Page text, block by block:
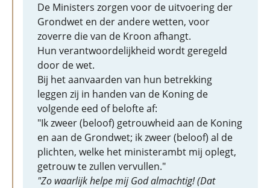
De Ministers zorgen voor de uitvoering der
Grondwet en der andere wetten, voor
zoverre die van de Kroon afhangt.
Hun verantwoordelijkheid wordt geregeld
door de wet.
Bij het aanvaarden van hun betrekking
leggen zij in handen van de Koning de
volgende eed of belofte af:
"Ik zweer (beloof) getrouwheid aan de Koning
en aan de Grondwet; ik zweer (beloof) al de
plichten, welke het ministerambt mij oplegt,
getrouw te zullen vervullen."
"Zo waarlijk helpe mij God almachtig! (Dat